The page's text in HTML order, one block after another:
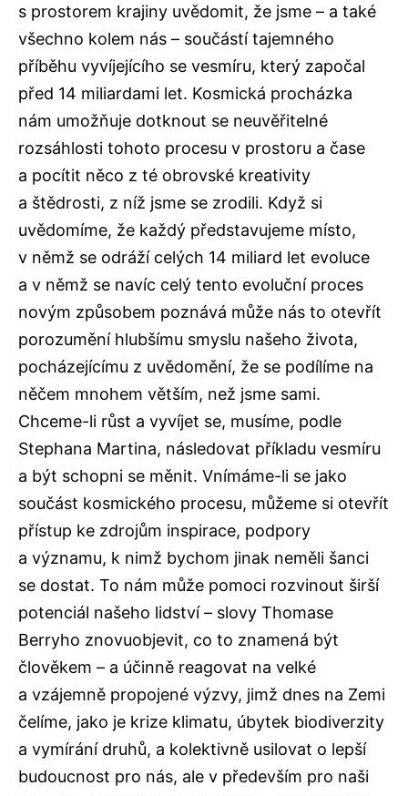
s prostorem krajiny uvědomit, že jsme – a také
všechno kolem nás – součástí tajemného
příběhu vyvíjejícího se vesmíru, který započal
před 14 miliardami let. Kosmická procházka
nám umožňuje dotknout se neuvěřitelné
rozsáhlosti tohoto procesu v prostoru a čase
a pocítit něco z té obrovské kreativity
a štědrosti, z níž jsme se zrodili. Když si
uvědomíme, že každý představujeme místo,
v němž se odráží celých 14 miliard let evoluce
a v němž se navíc celý tento evoluční proces
novým způsobem poznává může nás to otevřít
porozumění hlubšímu smyslu našeho života,
pocházejícímu z uvědomění, že se podílíme na
něčem mnohem větším, než jsme sami.
Chceme-li růst a vyvíjet se, musíme, podle
Stephana Martina, následovat příkladu vesmíru
a být schopni se měnit. Vnímáme-li se jako
součást kosmického procesu, můžeme si otevřít
přístup ke zdrojům inspirace, podpory
a významu, k nimž bychom jinak neměli šanci
se dostat. To nám může pomoci rozvinout širší
potenciál našeho lidství – slovy Thomase
Berryho znovuobjevit, co to znamená být
člověkem – a účinně reagovat na velké
a vzájemně propojené výzvy, jimž dnes na Zemi
čelíme, jako je krize klimatu, úbytek biodiverzity
a vymírání druhů, a kolektivně usilovat o lepší
budoucnost pro nás, ale v především pro naši